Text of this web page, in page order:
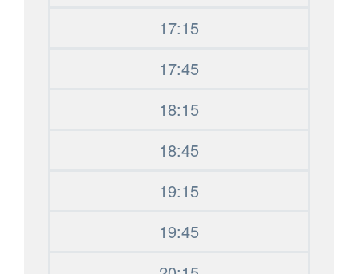
17:15
17:45
18:15
18:45
19:15
19:45